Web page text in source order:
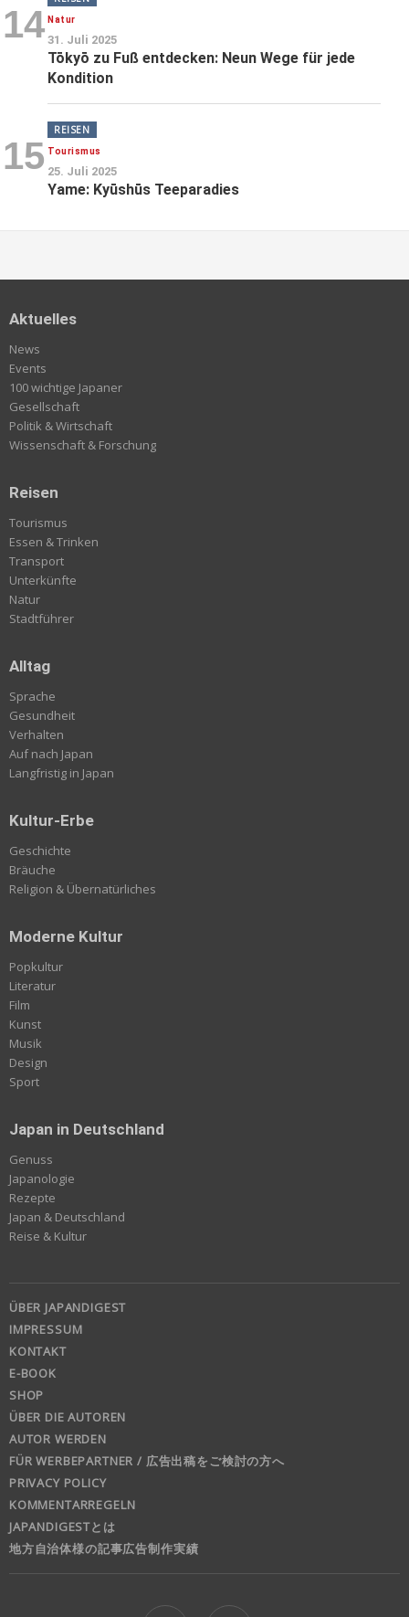
14 Natur
31. Juli 2025
Tōkyō zu Fuß entdecken: Neun Wege für jede
Kondition
15
REISEN
Tourismus
25. Juli 2025
Yame: Kyūshūs Teeparadies
Aktuelles
News
Events
100 wichtige Japaner
Gesellschaft
Politik & Wirtschaft
Wissenschaft & Forschung
Reisen
Tourismus
Essen & Trinken
Transport
Unterkünfte
Natur
Stadtführer
Alltag
Sprache
Gesundheit
Verhalten
Auf nach Japan
Langfristig in Japan
Kultur-Erbe
Geschichte
Bräuche
Religion & Übernatürliches
Moderne Kultur
Popkultur
Literatur
Film
Kunst
Musik
Design
Sport
Japan in Deutschland
Genuss
Japanologie
Rezepte
Japan & Deutschland
Reise & Kultur
ÜBER JAPANDIGEST
IMPRESSUM
KONTAKT
E-BOOK
SHOP
ÜBER DIE AUTOREN
AUTOR WERDEN
FÜR WERBEPARTNER / 広告出稿をご検討の方へ
PRIVACY POLICY
KOMMENTARREGELN
JAPANDIGESTとは
地方自治体様の記事広告制作実績